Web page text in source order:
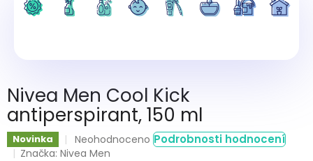
Nivea Men Cool Kick
antiperspirant, 150 ml
Novinka
Průměrné
hodnocení
Neohodnoceno Podrobnosti hodnocení
Značka:Nivea Men